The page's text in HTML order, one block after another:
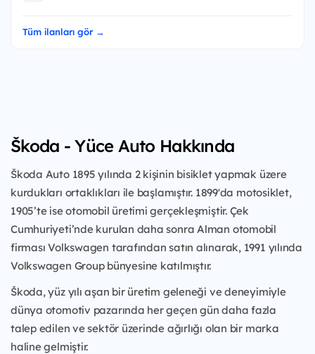
Tüm ilanları gör →
Škoda - Yüce Auto Hakkında
Škoda Auto 1895 yılında 2 kişinin bisiklet yapmak üzere
kurdukları ortaklıkları ile başlamıştır. 1899'da motosiklet,
1905’te ise otomobil üretimi gerçekleşmiştir. Çek
Cumhuriyeti’nde kurulan daha sonra Alman otomobil
firması Volkswagen tarafından satın alınarak, 1991 yılında
Volkswagen Group bünyesine katılmıştır.
Škoda, yüz yılı aşan bir üretim geleneği ve deneyimiyle
dünya otomotiv pazarında her geçen gün daha fazla
talep edilen ve sektör üzerinde ağırlığı olan bir marka
haline gelmiştir.